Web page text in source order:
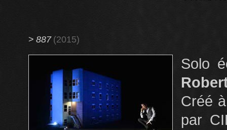
> 887 (2015)
Solo
Créé
par